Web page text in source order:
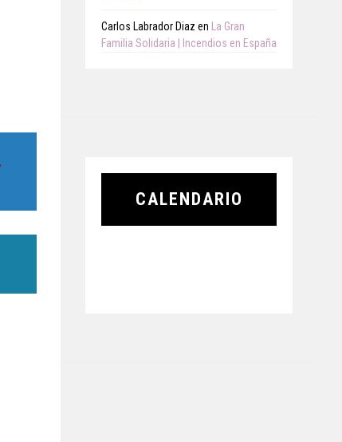
Carlos Labrador Diaz en
La Gran
Familia Solidaria | Incendios en España
CALENDARIO